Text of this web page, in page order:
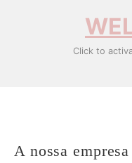
Click to
A nossa empresa